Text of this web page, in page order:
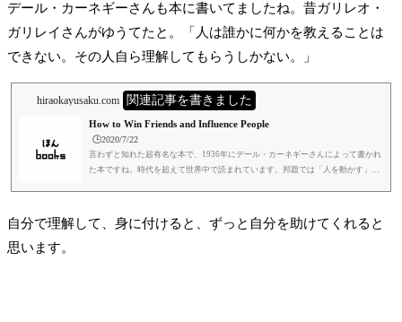
デール・カーネギーさんも本に書いてましたね。昔ガリレオ・
ガリレイさんがゆうてたと。「人は誰かに何かを教えることは
できない。その人自ら理解してもらうしかない。」
hiraokayusaku.com 関連記事を書きました
How to Win Friends and Influence People
🕒️2020/7/22
言わずと知れた超有名な本で、1936年にデール・カーネギーさんによって書かれ
た本ですね。時代を超えて世界中で読まれています。邦題では「人を動かす」と
本、というよりは心の本、というように感じました。何年か前に読みました。当
時、仕事でうまくいっていないことがあり、ムシャクシャした気持ちになるたび
自分で理解して、身に付けると、ずっと自分を助けてくれると
思います。